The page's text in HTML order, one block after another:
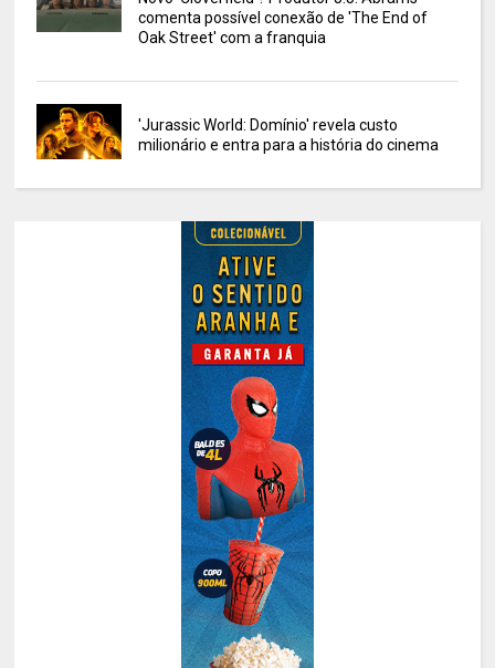
comenta possível conexão de 'The End of
Oak Street' com a franquia
'Jurassic World: Domínio' revela custo
milionário e entra para a história do cinema